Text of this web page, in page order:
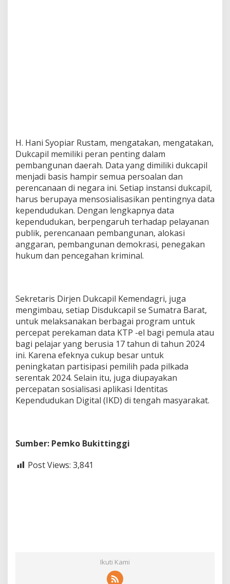
H. Hani Syopiar Rustam, mengatakan, mengatakan,
Dukcapil memiliki peran penting dalam
pembangunan daerah. Data yang dimiliki dukcapil
menjadi basis hampir semua persoalan dan
perencanaan di negara ini. Setiap instansi dukcapil,
harus berupaya mensosialisasikan pentingnya data
kependudukan. Dengan lengkapnya data
kependudukan, berpengaruh terhadap pelayanan
publik, perencanaan pembangunan, alokasi
anggaran, pembangunan demokrasi, penegakan
hukum dan pencegahan kriminal.
Sekretaris Dirjen Dukcapil Kemendagri, juga
mengimbau, setiap Disdukcapil se Sumatra Barat,
untuk melaksanakan berbagai program untuk
percepat perekaman data KTP -el bagi pemula atau
bagi pelajar yang berusia 17 tahun di tahun 2024
ini. Karena efeknya cukup besar untuk
peningkatan partisipasi pemilih pada pilkada
serentak 2024. Selain itu, juga diupayakan
percepatan sosialisasi aplikasi Identitas
Kependudukan Digital (IKD) di tengah masyarakat.
Sumber: Pemko Bukittinggi
Post Views: 3,841
Ikuti Kami